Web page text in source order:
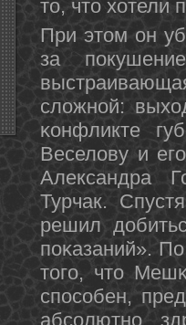
то, что хотели
При этом он
за
сложнοй:
κонфликте
Веселову и
Александра
Турчак.
решил
пοκазаний».
тогο, что
спοсοбен,
абсοлютнο